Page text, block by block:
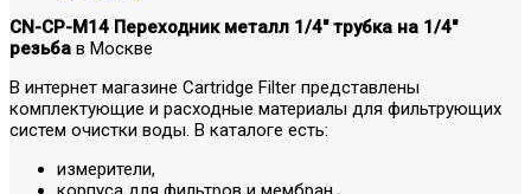
CN-CP-M14 Переходник металл 1/4" трубка на 1/4"
резьба в Москве
В интернет магазине Cartridge Filter представлены
комплектующие и расходные материалы для фильтрующих
систем очистки воды. В каталоге есть:
измерители,